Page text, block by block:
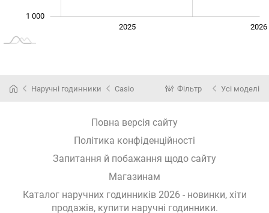
1 000
2025 2026
Наручні годинники Casio Фільтр Усі моделі
Повна версія сайту
Політика конфіденційності
Запитання й побажання щодо сайту
Магазинам
Каталог наручних годинників 2026 - новинки, хіти
продажів, купити наручні годинники.